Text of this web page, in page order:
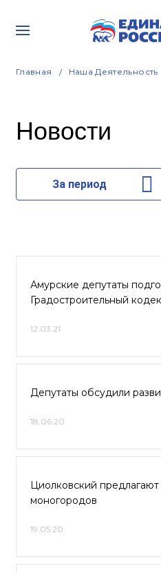
Главная Наша Деятельность
Новости
За период
Амурские депутаты
Градостроительный
12.03.21
Депутаты обсудили
18.06.20
Циолковский
моногородов
19.05.20